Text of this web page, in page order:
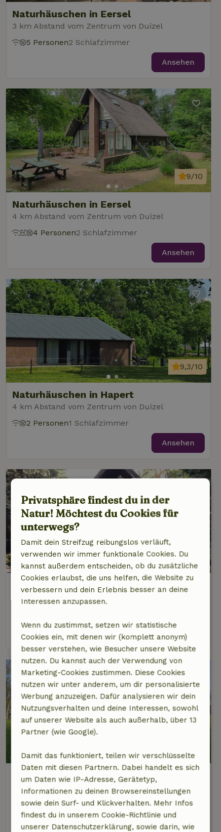
Naturhäuschen in Eersel
3 km Abstand vom Zentrum von Duizel
5 Personen2 Schlafzimmer
Ansehen
Naturhäuschen in Eersel
4 km Abstand vom Zentrum von Duizel
9/10
4 Personen2 Schlafzimmer
Ansehen
Naturhäuschen in Hapert
4 km Abstand vom Zentrum von Duizel
9,3/10
2 Personen1 Schlafzimmer
Ansehen
Naturhäuschen in Eersel
4 km Abstand vom Zentrum von Duizel
9,5/10
Ansehen
Naturhäuschen in Knegsel
4 km Abstand vom Zentrum von Duizel
2 Personen
Ansehen
Privatsphäre findest du in der
Natur! Möchtest du Cookies für
unterwegs?
Damit dein Streifzug reibungslos verläuft,
verwenden wir immer funktionale Cookies. Du
kannst außerdem entscheiden, ob du zusätzliche
Cookies erlaubst, die uns helfen, die Website zu
verbessern und dein Erlebnis besser an deine
Interessen anzupassen.
Wenn du zustimmst, setzen wir statistische
Cookies ein, mit denen wir (komplett anonym)
besser verstehen, wie Besucher unsere Website
nutzen. Du kannst auch der Verwendung von
Marketing-Cookies zustimmen. Diese Cookies
nutzen wir unter anderem, um dir personalisierte
Werbung anzuzeigen. Dafür analysieren wir dein
Nutzungsverhalten und deine Interessen, sowohl
auf unserer Website als auch außerhalb, über 13
Partner (wie Google).
Damit das funktioniert, teilen wir verschlüsselte
Daten mit diesen Partnern. Dabei handelt es sich
um Daten wie IP-Adresse, Gerätetyp,
Informationen zu deinen Browsereinstellungen
sowie dein Surf- und Klickverhalten. Mehr Infos
findest du in unserem Cookie-Richtlinie und
unserer Datenschutzerklärung, sowie darin, wie